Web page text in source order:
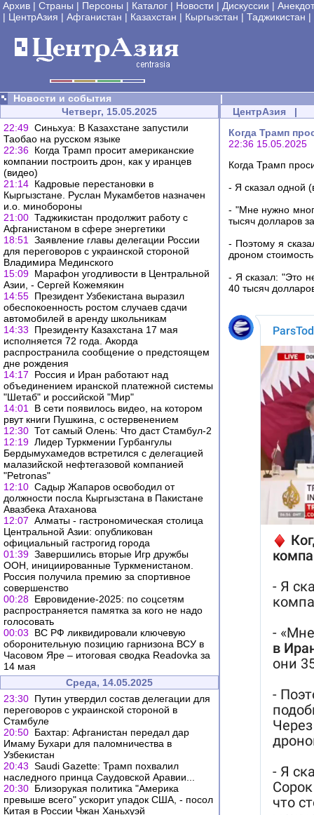
Архив | Страны | Персоны | Каталог | Новости | Дискуссии |
| ЦентрАзия | Афганистан | Казахстан | Кыргызстан | Таджикистан |
Новости и события
|
Четверг, 15.05.2025
22:49 Синьхуа: В Казахстане запустили
Таобао на русском языке
22:36 Когда Трамп просит американские
компании построить дрон, как у иранцев
(видео)
21:14 Кадровые перестановки в
Кыргызстане. Руслан Мукамбетов назначен
и.о. минобороны
21:00 Таджикистан продолжит работу с
Афганистаном в сфере энергетики
18:51
Заявление главы делегации России
для переговоров с украинской стороной
Владимира Мединского
15:09 Марафон угодливости в Центральной
Азии, - Сергей Кожемякин
14:55 Президент Узбекистана выразил
обеспокоенность ростом случаев сдачи
автомобилей в аренду школьникам
14:33
Президенту Казахстана 17 мая
исполняется 72 года. Акорда
распространила сообщение о предстоящем
дне рождения
14:17
Россия и Иран работают над
объединением иранской платежной системы
"Шетаб" и российской "Мир"
14:01
В сети появилось видео, на котором
рвут книги Пушкина, с остервенением
12:30 Тот самый Олень: Что даст Стамбул-2
12:19 Лидер Туркмении Гурбангулы
Бердымухамедов встретился с делегацией
малазийской нефтегазовой компанией
"Petronas"
12:10 Садыр Жапаров освободил от
должности посла Кыргызстана в Пакистане
Авазбека Атаханова
12:07 Алматы - гастрономическая столица
Центральной Азии: опубликован
официальный гастрогид города
01:39 Завершились вторые Игр дружбы
ООН, инициированные Туркменистаном.
Россия получила премию за спортивное
совершенство
00:28 Евровидение-2025: по соцсетям
распространяется памятка за кого не надо
голосовать
00:03
ВС РФ ликвидировали ключевую
оборонительную позицию гарнизона ВСУ в
Часовом Яре – итоговая сводка Readovka за
14 мая
Среда, 14.05.2025
23:30 Путин утвердил состав делегации для
переговоров с украинской стороной в
Стамбуле
20:50 Бахтар: Афганистан передал дар
Имаму Бухари для паломничества в
Узбекистан
20:43 Saudi Gazette: Трамп похвалил
наследного принца Саудовской Аравии...
20:30 Близорукая политика "Америка
превыше всего" ускорит упадок США, - посол
Китая в России Чжан Ханьхуэй
ЦентрАзия |
Когда Трамп
22:36 15.05.2025
Когда Трамп
- Я сказал одной
- "Мне нужно
тысяч долларов
- Поэтому я
дроном
- Я сказал: "Это
40 тысяч